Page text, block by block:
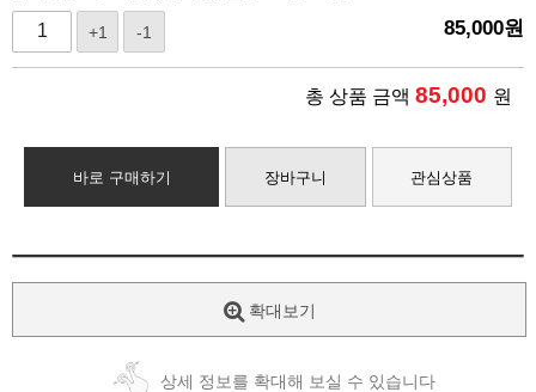
+1 -1 85,000원
총 상품 금액 85,000 원
바로 구매하기 장바구니 관심상품
확대보기
상세 정보를 확대해 보실 수 있습니다